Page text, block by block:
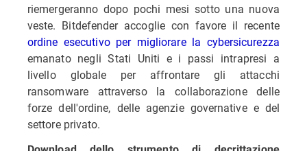
riemergeranno dopo pochi mesi sotto una nuova
veste. Bitdefender accoglie con favore il recente
ordine esecutivo per migliorare la cybersicurezza
emanato negli Stati Uniti e i passi intrapresi a
livello globale per affrontare gli attacchi
ransomware attraverso la collaborazione delle
forze dell'ordine, delle agenzie governative e del
settore privato.